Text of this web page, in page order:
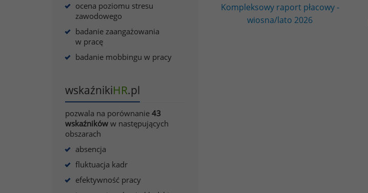
ocena poziomu stresu
zawodowego
badanie zaangażowania
w pracę
badanie mobbingu w pracy
wskaźnikiHR.pl
pozwala na porównanie 43
wskaźników w następujących
obszarach
absencja
fluktuacja kadr
efektywność pracy
Kompleksowy raport płacowy -
wiosna/lato 2026